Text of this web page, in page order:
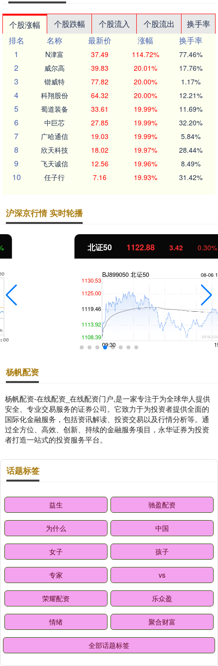
个股涨幅 个股跌幅 个股流入 个股流出
换手率
排名
名称 最新价 涨幅
换手率
1
N津富 37.49 114.72% 77.46%
2 威尔高 39.83 20.01% 17.76%
3 锴威特 77.82 20.00% 1.17%
4 科翔股份 64.32 20.00% 12.21%
5 蜀道装备 33.61 19.99% 11.69%
6 中巨芯 27.85 19.99% 32.20%
7 广哈通信 19.03 19.99% 5.84%
8 欣天科技 18.02 19.97% 28.44%
9 飞天诚信 12.56 19.96% 8.49%
10 任子行 7.16 19.93% 31.42%
沪深京行情 实时轮播
1122.88 3.42 0.30%
杨帆配资
杨帆配资-在线配资_在线配资门户,是一家专注于为全球华人提供
安全、专业交易服务的证券公司。它致力于为投资者提供全面的
国际化金融服务，包括资讯解读、投资交易以及行情分析等。通
过全方位、高效、创新、持续的金融服务项目，永华证券为投资
者打造一站式的投资服务平台。
话题标签
益生 驰盈配资
为什么 中国
女子 孩子
专家 vs
荣耀配资 乐众盈
情绪 聚合财富
全部话题标签